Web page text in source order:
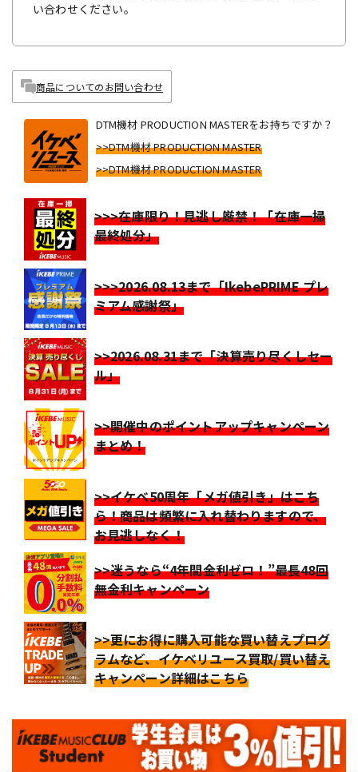
い合わせください。
商品についてのお問い合わせ
DTM機材 PRODUCTION MASTERをお持ちですか？
>>DTM機材 PRODUCTION MASTER
>>DTM機材 PRODUCTION MASTER
>>>在庫限り！見逃し厳禁！「在庫一掃
最終処分」
>>>2026.08.13まで「IkebePRIME プレ
ミアム感謝祭」
>>2026.08.31まで「決算売り尽くしセー
ル」
>>開催中のポイントアップキャンペーン
まとめ！
>>イケベ50周年「メガ値引き」はこち
ら！商品は頻繁に入れ替わりますので、
お見逃しなく！
>>迷うなら“4年間金利ゼロ！”最長48回
無金利キャンペーン
>>更にお得に購入可能な買い替えプログ
ラムなど、イケベリユース買取/買い替え
キャンペーン詳細はこちら